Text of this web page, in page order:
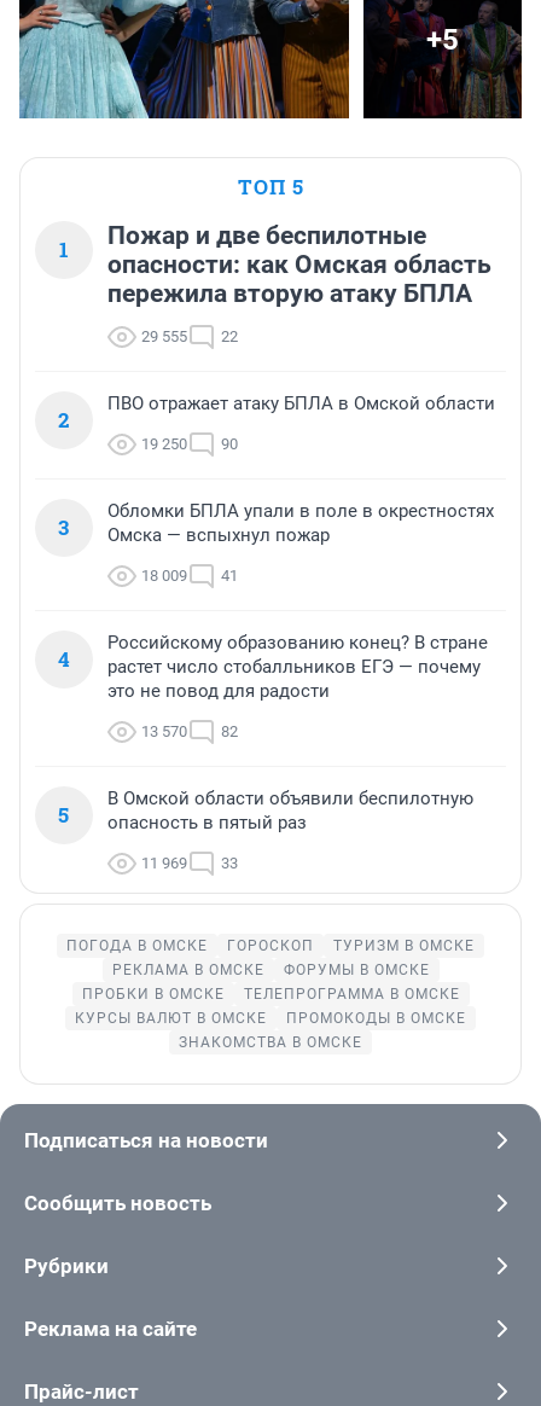
+5
ТОП 5
1
Пожар и две беспилотные
опасности: как Омская область
пережила вторую атаку БПЛА
29 555 22
2
ПВО отражает атаку БПЛА в Омской области
19 250 90
3
Обломки БПЛА упали в поле в окрестностях
Омска — вспыхнул пожар
18 009 41
4
Российскому образованию конец? В стране
растет число стобалльников ЕГЭ — почему
это не повод для радости
13 570 82
5
В Омской области объявили беспилотную
опасность в пятый раз
11 969 33
ПОГОДА В ОМСКЕ ГОРОСКОП
ТУРИЗМ В ОМСКЕ
РЕКЛАМА В ОМСКЕ
ФОРУМЫ В ОМСКЕ
ПРОБКИ В ОМСКЕ
ТЕЛЕПРОГРАММА В ОМСКЕ
КУРСЫ ВАЛЮТ В ОМСКЕ
ПРОМОКОДЫ В ОМСКЕ
ЗНАКОМСТВА В ОМСКЕ
Подписаться на новости
Сообщить новость
Рубрики
Реклама на сайте
Прайс-лист